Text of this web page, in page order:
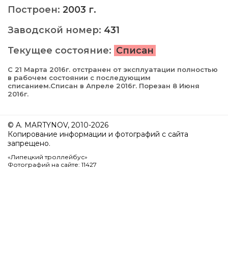
Построен: 2003 г.
Заводской номер: 431
Текущее состояние: Списан
С 21 Марта 2016г. отстранен от эксплуатации полностью
в рабочем состоянии с последующим
списанием.Списан в Апреле 2016г. Порезан 8 Июня
2016г.
© A. MARTYNOV, 2010-2026
Копирование информации и фотографий с сайта
запрещено.
«Липецкий троллейбус»
Фотографий на сайте: 11427